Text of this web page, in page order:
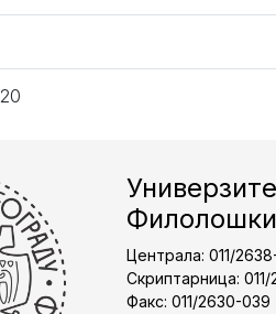
20
Централа: 011/
Скриптарница: 011/
Факс: 011/2630-039